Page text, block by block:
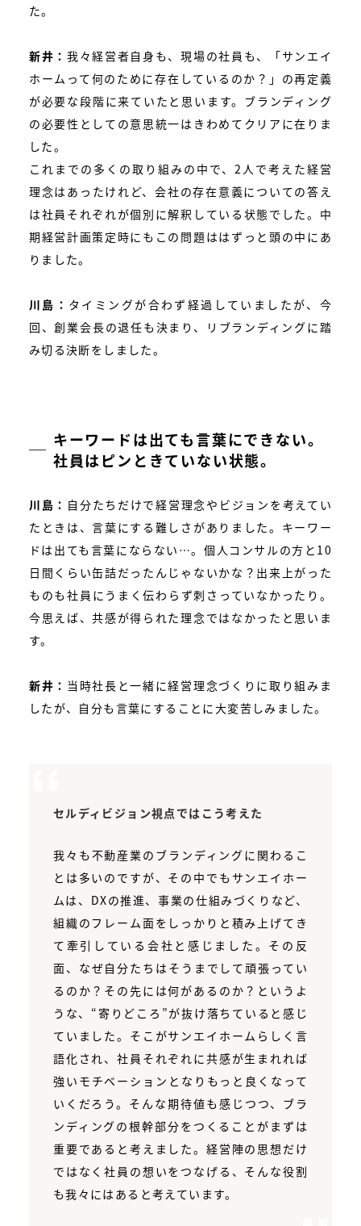
た。
新井： 我々経営者自身も、現場の社員も、「サンエイ
ホームって何のために存在しているのか？」の再定義
が必要な段階に来ていたと思います。ブランディング
の必要性としての意思統一はきわめてクリアに在りま
した。
これまでの多くの取り組みの中で、2人で考えた経営
理念はあったけれど、会社の存在意義についての答え
は社員それぞれが個別に解釈している状態でした。中
期経営計画策定時にもこの問題ははずっと頭の中にあ
りました。
川島： タイミングが合わず経過していましたが、今
回、創業会長の退任も決まり、リブランディングに踏
み切る決断をしました。
キーワードは出ても言葉にできない。
社員はピンときていない状態。
川島： 自分たちだけで経営理念やビジョンを考えてい
たときは、言葉にする難しさがありました。キーワー
ドは出ても言葉にならない…。個人コンサルの方と10
日間くらい缶詰だったんじゃないかな？出来上がった
ものも社員にうまく伝わらず刺さっていなかったり。
今思えば、共感が得られた理念ではなかったと思いま
す。
新井： 当時社長と一緒に経営理念づくりに取り組みま
したが、自分も言葉にすることに大変苦しみました。
セルディビジョン視点ではこう考えた
我々も不動産業のブランディングに関わるこ
とは多いのですが、その中でもサンエイホー
ムは、DXの推進、事業の仕組みづくりなど、
組織のフレーム面をしっかりと積み上げてき
て牽引している会社と感じました。その反
面、なぜ自分たちはそうまでして頑張ってい
るのか？その先には何があるのか？というよ
うな、“寄りどころ”が抜け落ちていると感じ
ていました。そこがサンエイホームらしく言
語化され、社員それぞれに共感が生まれれば
強いモチベーションとなりもっと良くなって
いくだろう。そんな期待値も感じつつ、ブラ
ンディングの根幹部分をつくることがまずは
重要であると考えました。経営陣の思想だけ
ではなく社員の想いをつなげる、そんな役割
も我々にはあると考えています。